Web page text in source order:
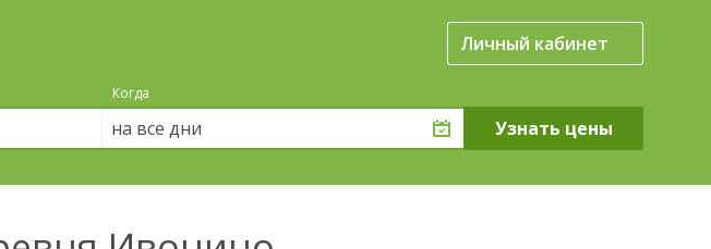
Личный кабинет
Когда
на все дни